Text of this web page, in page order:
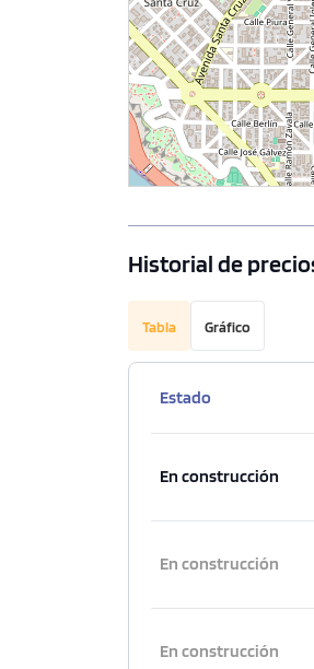
Historial de
Tabla Gráfico
Estado
En construcción
En construcción
En construcción